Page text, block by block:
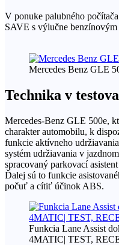
V ponuke palubného
SAVE s výlučne
Mercedes Benz GLE
Technika v
Mercedes-Benz GLE 500e,
charakter automobilu, k
funkcie aktívneho
systém udržiavania v
spracovaný parkovací
Ďalej sú to funkcie
počuť a cítiť účinok ABS.
Funkcia Lane Assist
4MATIC| TEST,